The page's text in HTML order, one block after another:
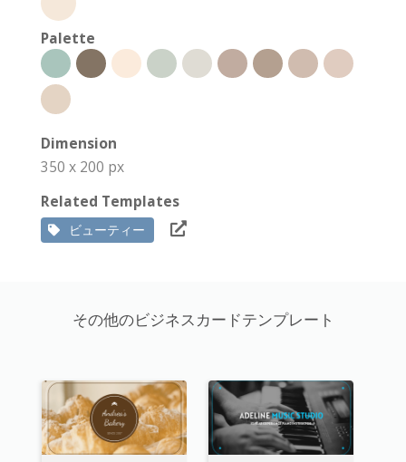
Palette
Dimension
350 x 200 px
Related Templates
ビューティー
その他のビジネスカードテンプレート